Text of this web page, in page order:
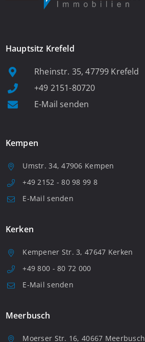
Hauptsitz Krefeld
Rheinstr. 35, 47799 Krefeld
+49 2151-80720
E-Mail senden
Kempen
Umstr. 34, 47906 Kempen
+49 2152 - 80 98 99 8
E-Mail senden
Kerken
Kempener Str. 3, 47647 Kerken
+49 800 - 80 72 000
E-Mail senden
Meerbusch
Moerser Str. 16, 40667 Meerbusch